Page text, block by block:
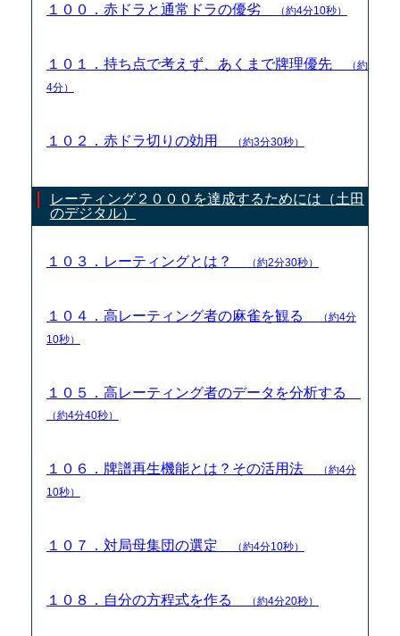
１００．赤ドラと通常ドラの優劣 （約4分10秒）
１０１．持ち点で考えず、あくまで牌理優先
（約
4分）
１０２．赤ドラ切りの効用 （約3分30秒）
レーティング２０００を達成するためには（土田
のデジタル）
１０３．レーティングとは？ （約2分30秒）
１０４．高レーティング者の麻雀を観る
（約4分
10秒）
１０５．高レーティング者のデータを分析する
（約4分40秒）
１０６．牌譜再生機能とは？その活用法
（約4分
10秒）
１０７．対局母集団の選定 （約4分10秒）
１０８．自分の方程式を作る （約4分20秒）